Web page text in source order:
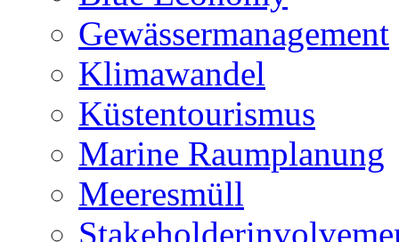
Gewässermanagement
Klimawandel
Küstentourismus
Marine Raumplanung
Meeresmüll